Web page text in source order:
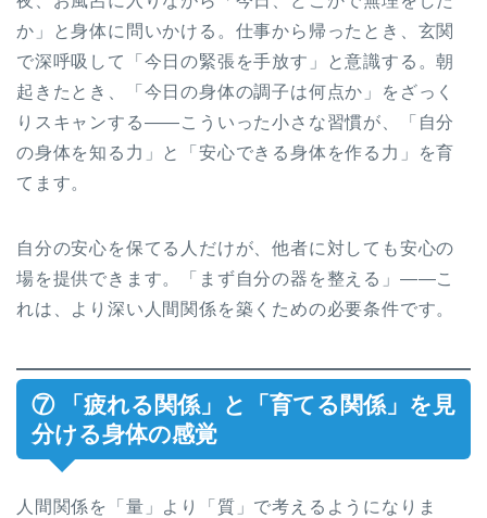
か」と身体に問いかける。仕事から帰ったとき、玄関
で深呼吸して「今日の緊張を手放す」と意識する。朝
起きたとき、「今日の身体の調子は何点か」をざっく
りスキャンする——こういった小さな習慣が、「自分
の身体を知る力」と「安心できる身体を作る力」を育
てます。
自分の安心を保てる人だけが、他者に対しても安心の
場を提供できます。「まず自分の器を整える」——こ
れは、より深い人間関係を築くための必要条件です。
⑦ 「疲れる関係」と「育てる関係」を見
分ける身体の感覚
人間関係を「量」より「質」で考えるようになりま